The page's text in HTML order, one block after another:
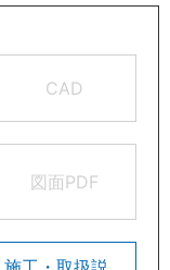
CAD
図面PDF